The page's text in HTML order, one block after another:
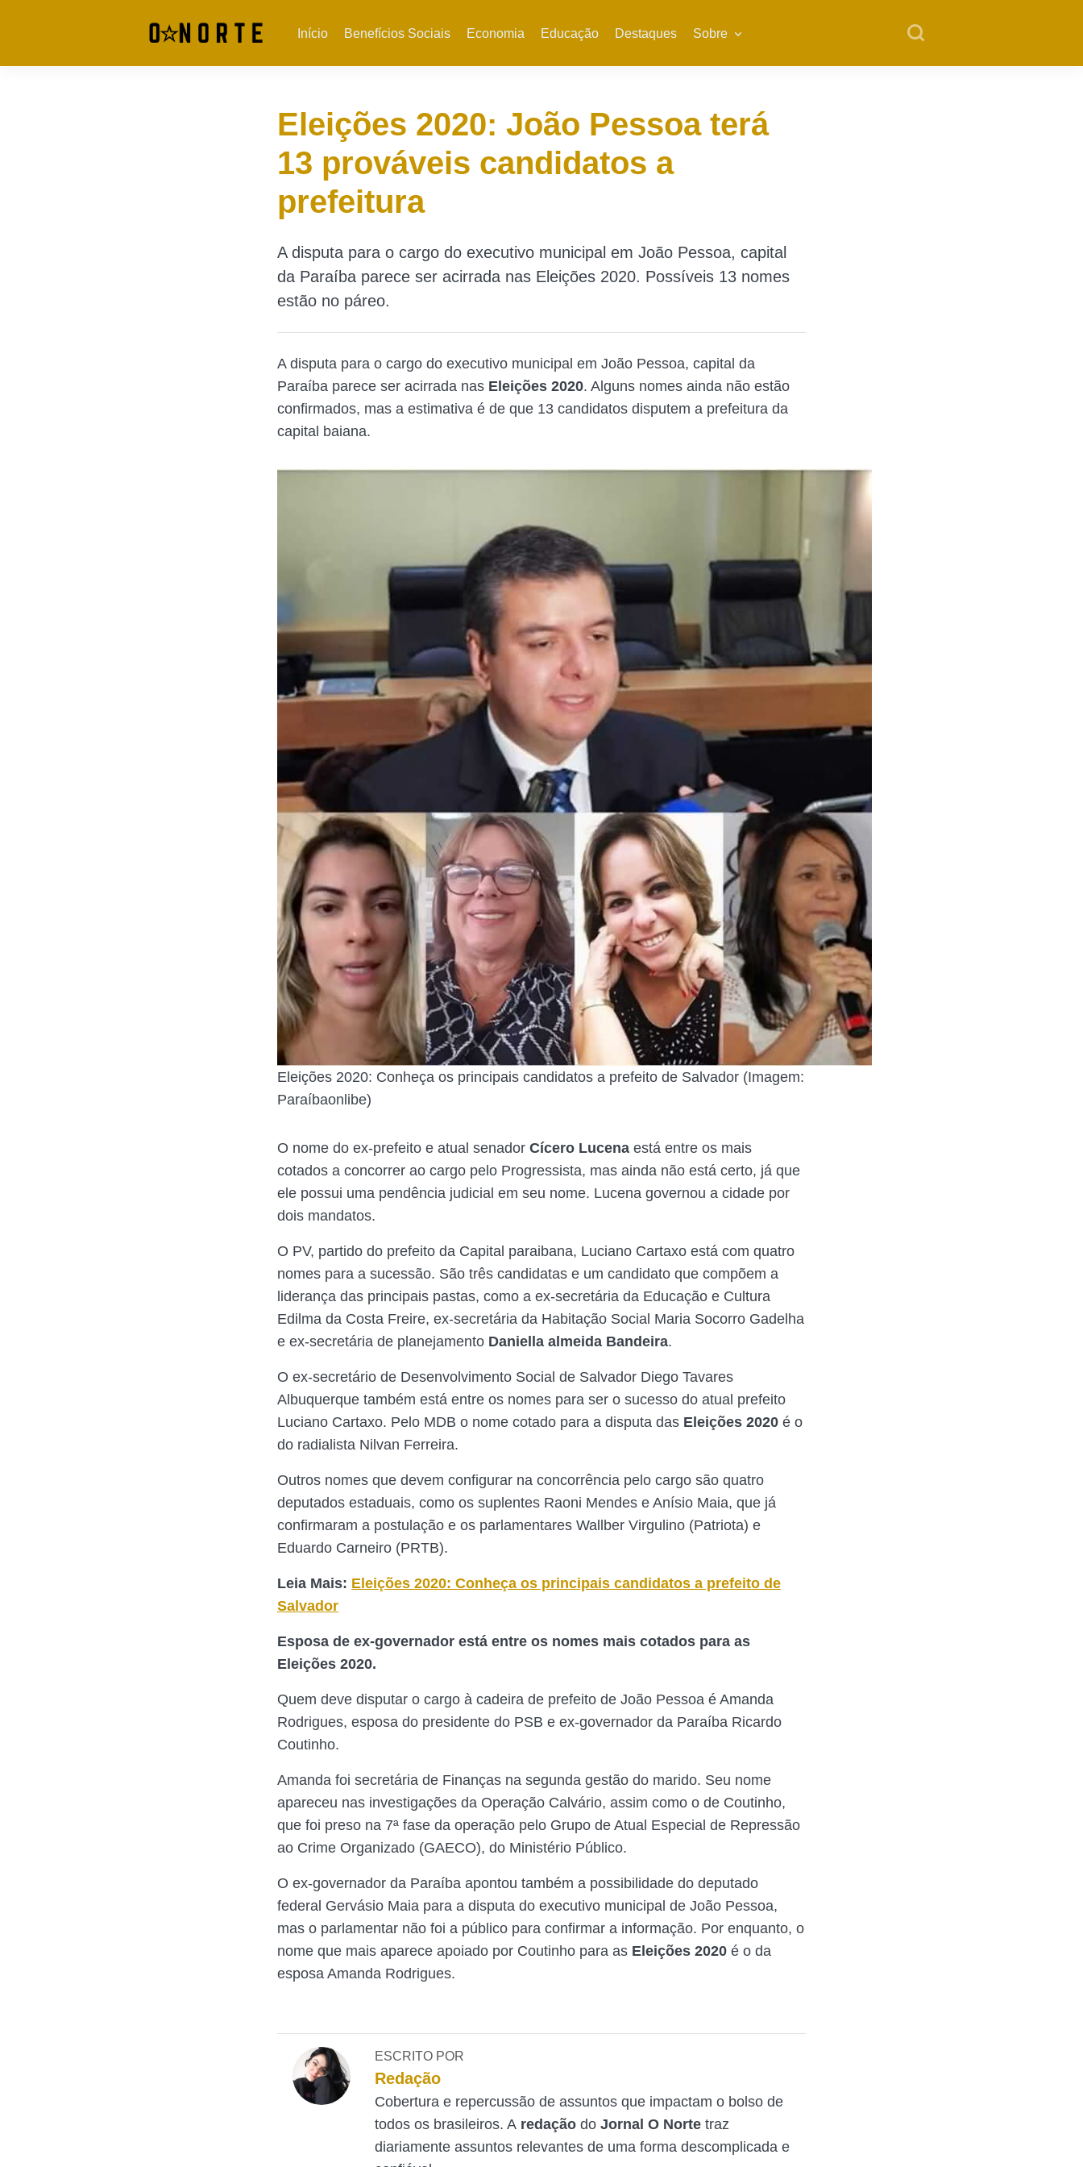
Início Benefícios Sociais Economia Educação Destaques Sobre
Eleições 2020: João Pessoa terá
13 prováveis candidatos a
prefeitura
A disputa para o cargo do executivo municipal em João Pessoa, capital
da Paraíba parece ser acirrada nas Eleições 2020. Possíveis 13 nomes
estão no páreo.
A disputa para o cargo do executivo municipal em João Pessoa, capital da
Paraíba parece ser acirrada nas Eleições 2020. Alguns nomes ainda não estão
confirmados, mas a estimativa é de que 13 candidatos disputem a prefeitura da
capital baiana.
Eleições 2020: Conheça os principais candidatos a prefeito de Salvador (Imagem:
Paraíbaonlibe)
O nome do ex-prefeito e atual senador Cícero Lucena está entre os mais
cotados a concorrer ao cargo pelo Progressista, mas ainda não está certo, já que
ele possui uma pendência judicial em seu nome. Lucena governou a cidade por
dois mandatos.
O PV, partido do prefeito da Capital paraibana, Luciano Cartaxo está com quatro
nomes para a sucessão. São três candidatas e um candidato que compõem a
liderança das principais pastas, como a ex-secretária da Educação e Cultura
Edilma da Costa Freire, ex-secretária da Habitação Social Maria Socorro Gadelha
e ex-secretária de planejamento Daniella almeida Bandeira.
O ex-secretário de Desenvolvimento Social de Salvador Diego Tavares
Albuquerque também está entre os nomes para ser o sucesso do atual prefeito
Luciano Cartaxo. Pelo MDB o nome cotado para a disputa das Eleições 2020 é o
do radialista Nilvan Ferreira.
Outros nomes que devem configurar na concorrência pelo cargo são quatro
deputados estaduais, como os suplentes Raoni Mendes e Anísio Maia, que já
confirmaram a postulação e os parlamentares Wallber Virgulino (Patriota) e
Eduardo Carneiro (PRTB).
Leia Mais: Eleições 2020: Conheça os principais candidatos a prefeito de
Salvador
Esposa de ex-governador está entre os nomes mais cotados para as
Eleições 2020.
Quem deve disputar o cargo à cadeira de prefeito de João Pessoa é Amanda
Rodrigues, esposa do presidente do PSB e ex-governador da Paraíba Ricardo
Coutinho.
Amanda foi secretária de Finanças na segunda gestão do marido. Seu nome
apareceu nas investigações da Operação Calvário, assim como o de Coutinho,
que foi preso na 7ª fase da operação pelo Grupo de Atual Especial de Repressão
ao Crime Organizado (GAECO), do Ministério Público.
O ex-governador da Paraíba apontou também a possibilidade do deputado
federal Gervásio Maia para a disputa do executivo municipal de João Pessoa,
mas o parlamentar não foi a público para confirmar a informação. Por enquanto, o
nome que mais aparece apoiado por Coutinho para as Eleições 2020 é o da
esposa Amanda Rodrigues.
ESCRITO POR
Redação
Cobertura e repercussão de assuntos que impactam o bolso de
todos os brasileiros. A redaçãodoJornal O Nortetraz
diariamente assuntos relevantes de uma forma descomplicada e